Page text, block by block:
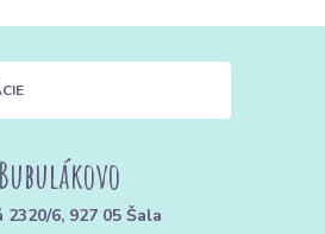
Bubulákovo
2320/6, 927 05 Šala